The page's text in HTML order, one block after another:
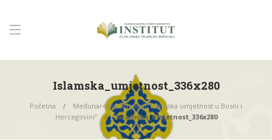
Islamska_umjetnost_336x280
Početna
Međunarodni simpozij “Islamska umjetnost u Bosni i
Hercegovini”
Islamska_umjetnost_336x280